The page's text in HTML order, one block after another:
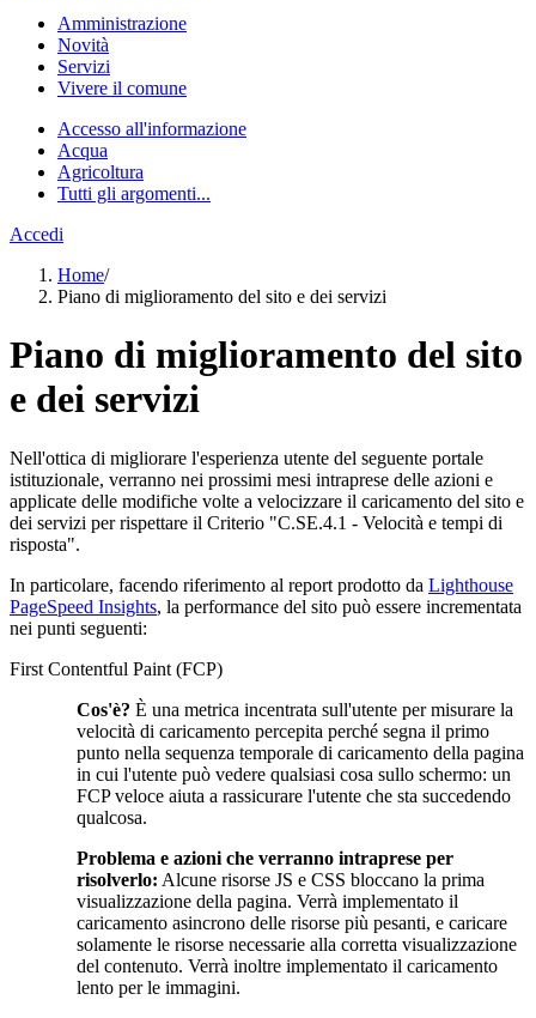
Amministrazione
Novità
Servizi
Vivere il comune
Accesso all'informazione
Acqua
Agricoltura
Tutti gli argomenti...
Accedi
Home/
Piano di miglioramento del sito e dei servizi
Piano di miglioramento del sito
e dei servizi
Nell'ottica di migliorare l'esperienza utente del seguente portale
istituzionale, verranno nei prossimi mesi intraprese delle azioni e
applicate delle modifiche volte a velocizzare il caricamento del sito e
dei servizi per rispettare il Criterio "C.SE.4.1 - Velocità e tempi di
risposta".
In particolare, facendo riferimento al report prodotto da Lighthouse
PageSpeed Insights, la performance del sito può essere incrementata
nei punti seguenti:
First Contentful Paint (FCP)
Cos'è? È una metrica incentrata sull'utente per misurare la
velocità di caricamento percepita perché segna il primo
punto nella sequenza temporale di caricamento della pagina
in cui l'utente può vedere qualsiasi cosa sullo schermo: un
FCP veloce aiuta a rassicurare l'utente che sta succedendo
qualcosa.
Problema e azioni che verranno intraprese per
risolverlo: Alcune risorse JS e CSS bloccano la prima
visualizzazione della pagina. Verrà implementato il
caricamento asincrono delle risorse più pesanti, e caricare
solamente le risorse necessarie alla corretta visualizzazione
del contenuto. Verrà inoltre implementato il caricamento
lento per le immagini.